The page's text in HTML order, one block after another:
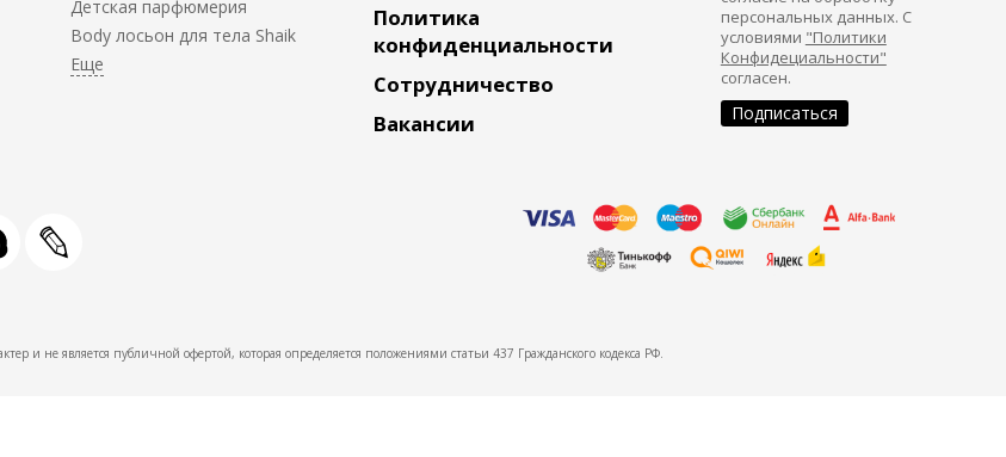
Детская парфюмерия
Body лосьон для тела Shaik
Политика
конфиденциальности
Сотрудничество
Вакансии
персональных данных. С
условиями "Политики
Конфидециальности"
согласен.
и не является публичной офертой, которая определяется положениями статьи 437 Гражданского кодекса РФ.